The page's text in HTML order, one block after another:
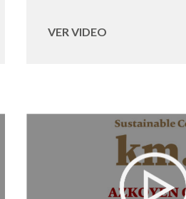
VER VIDEO